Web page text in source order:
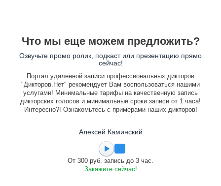
Что мы еще можем предложить?
Озвучьте промо ролик, подкаст или презентацию прямо
сейчас!
Портал удаленной записи профессиональных дикторов
"Дикторов.Нет" рекомендует Вам воспользоваться нашими
услугами! Минимальные тарифы на качественную запись
дикторских голосов и минимальные сроки записи от 1 часа!
Интересно?! Ознакомьтесь с примерами наших дикторов!
Алексей Каминский
От 300 руб. запись до 3 час.
Закажите сейчас!